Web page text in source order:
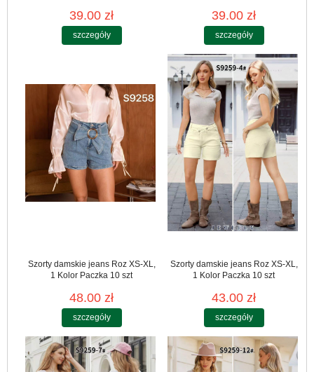
39.00 zł
szczegóły
39.00 zł
szczegóły
Szorty damskie jeans Roz XS-XL,
1 Kolor Paczka 10 szt
48.00 zł
szczegóły
Szorty damskie jeans Roz XS-XL,
1 Kolor Paczka 10 szt
43.00 zł
szczegóły